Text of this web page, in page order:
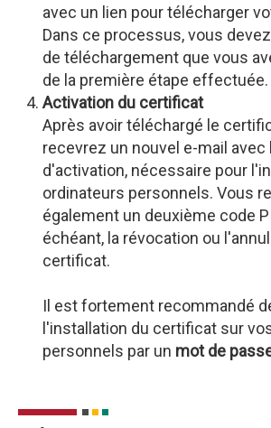
avec un lien pour télécharger
Dans ce processus, vous
de téléchargement que vous
de la première étape effectuée.
Activation du certificat
Après avoir téléchargé le
recevrez un nouvel e-mail avec
d'activation, nécessaire pour
ordinateurs personnels. Vous
également un deuxième code
échéant, la révocation ou
certificat.
Il est fortement recommandé
l'installation du certificat sur
personnels par un mot de